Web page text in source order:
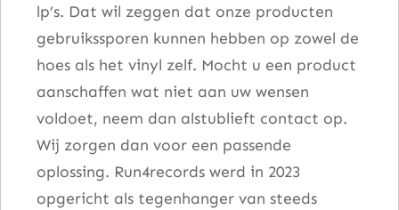
lp’s. Dat wil zeggen dat onze producten
gebruikssporen kunnen hebben op zowel de
hoes als het vinyl zelf. Mocht u een product
aanschaffen wat niet aan uw wensen
voldoet, neem dan alstublieft contact op.
Wij zorgen dan voor een passende
oplossing. Run4records werd in 2023
opgericht als tegenhanger van steeds